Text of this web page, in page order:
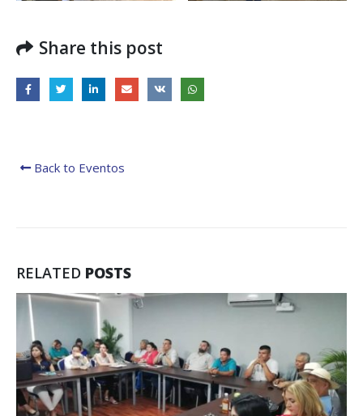
Share this post
Back to Eventos
RELATED POSTS